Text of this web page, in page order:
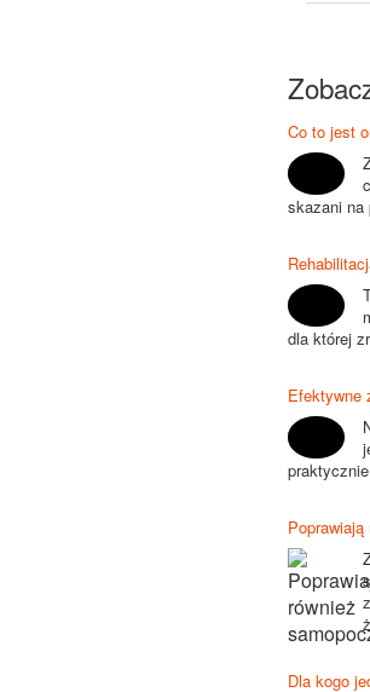
Co to jest
skazani na
dla której
Efektywne
Dla kogo